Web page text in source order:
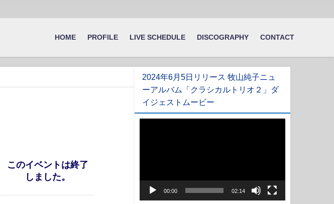
HOME PROFILE LIVE SCHEDULE DISCOGRAPHY CONTACT
このイベントは終了
しました。
2024年6月5日リリース 牧山純子ニュ
ーアルバム「クラシカルトリオ２」ダ
イジェストムービー
ー
00:00 02:14